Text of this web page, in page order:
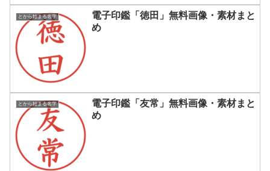
とから始まる名字
電子印鑑「徳田」無料画像・素材まと
め
とから始まる名字
電子印鑑「友常」無料画像・素材まと
め